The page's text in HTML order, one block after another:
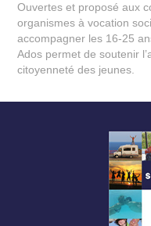
Ouvertes et proposé aux
organismes à vocation
accompagner les 16-25
Ados permet de soutenir
citoyenneté des jeunes.